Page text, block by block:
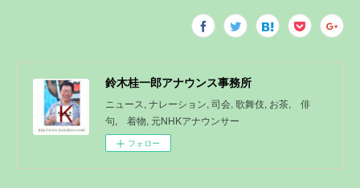
鈴木桂一郎アナウンス事務所
ニュース, ナレーション, 司会, 歌舞伎, お茶, 俳
句, 着物, 元NHKアナウンサー
フォロー